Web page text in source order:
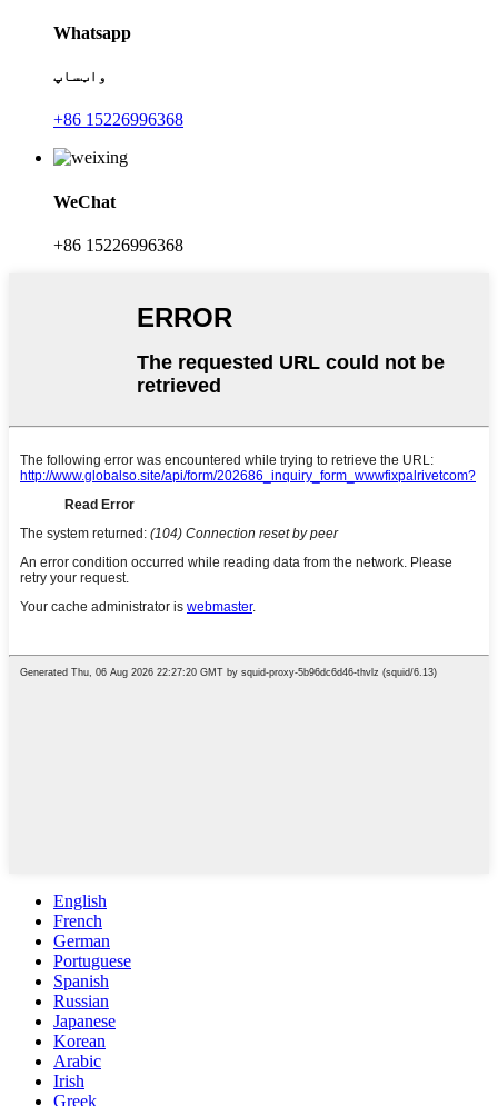
Whatsapp
واټساپ
+86 15226996368
WeChat
+86 15226996368
English
French
German
Portuguese
Spanish
Russian
Japanese
Korean
Arabic
Irish
Greek